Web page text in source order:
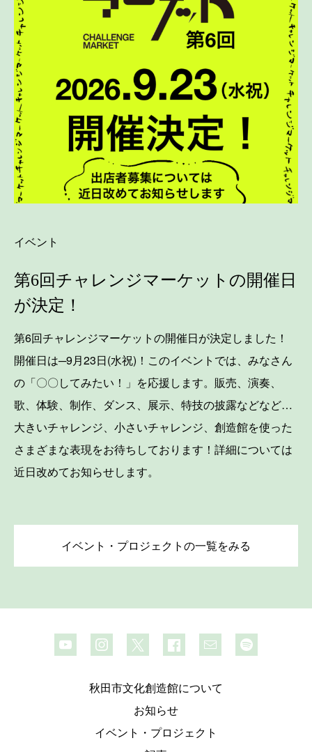
イベント
第6回チャレンジマーケットの開催日
が決定！
第6回チャレンジマーケットの開催日が決定しました！
開催日は─9月23日(水祝)！このイベントでは、みなさん
の「〇〇してみたい！」を応援します。販売、演奏、
歌、体験、制作、ダンス、展示、特技の披露などなど…
大きいチャレンジ、小さいチャレンジ、創造館を使った
さまざまな表現をお待ちしております！詳細については
近日改めてお知らせします。
イベント・プロジェクトの一覧をみる
秋田市文化創造館について
お知らせ
イベント・プロジェクト